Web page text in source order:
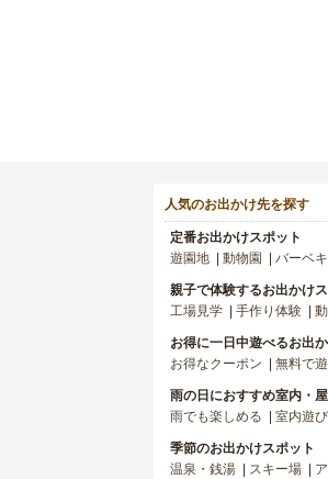
人気のお出かけ先を探す
定番お出かけスポット
遊園地
動物園 バーベ
親子で体験するお出かけ
工場見学
手作り体験
お得に一日中遊べるお出
お得なクーポン
無料で
雨の日におすすめ室内・
雨でも楽しめる
室内遊
季節のお出かけスポット
温泉・銭湯
スキー場